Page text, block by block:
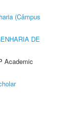
(Câmpus
DE
Academic